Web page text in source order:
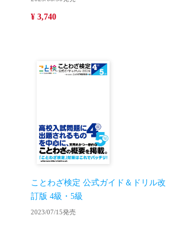
¥ 3,740
ことわざ検定 公式ガイド＆ドリル改
訂版 4級・5級
2023/07/15発売